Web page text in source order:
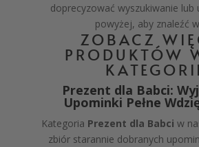
doprecyzować wyszukiwanie lub
powyżej, aby znaleźć
ZOBACZ
PRODUKTÓW
KATEGORII
Prezent dla Babci:
Upominki Pełne
Kategoria Prezent dla Babci w
zbiór starannie dobranych